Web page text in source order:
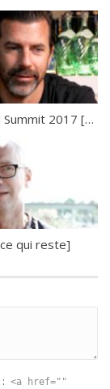
Chefs World Summit 2017 [« soutenir les jeunes talents »]
qui reste]
<a href=""